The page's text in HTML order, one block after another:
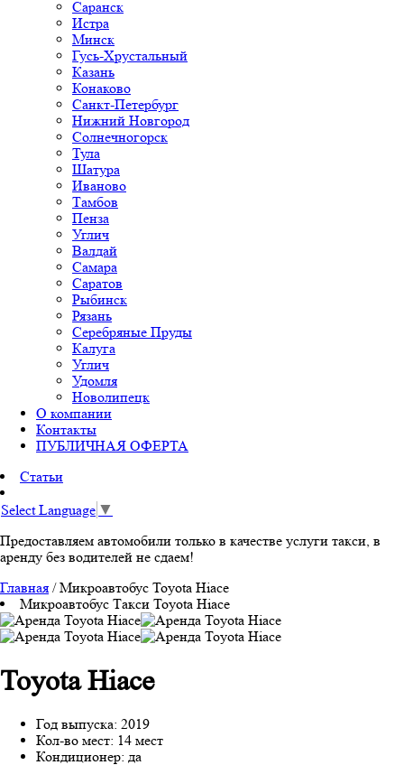
Саранск
Истра
Минск
Гусь-Хрустальный
Казань
Конаково
Санкт-Петербург
Нижний Новгород
Солнечногорск
Тула
Шатура
Иваново
Тамбов
Пенза
Углич
Валдай
Самара
Саратов
Рыбинск
Рязань
Серебряные Пруды
Калуга
Углич
Удомля
Новолипецк
О компании
Контакты
ПУБЛИЧНАЯ ОФЕРТА
Статьи
Select Language ▼
Предоставляем автомобили только в качестве услуги такси, в
аренду без водителей не сдаем!
Главная /Микроавтобус Toyota Hiace
Микроавтобус Такси Toyota Hiace
Toyota Hiace
Год выпуска: 2019
Кол-во мест: 14 мест
Кондиционер: да